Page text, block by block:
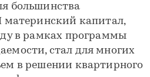
большинства
материнский капитал,
в рамках программы
стал для многих
в решении квартирного